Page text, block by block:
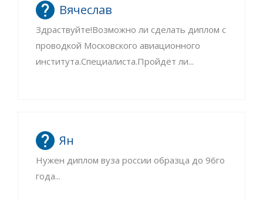
Вячеслав
Здраствуйте!Возможно ли сделать диплом с
проводкой Московского авиационного
института.Специалиста.Пройдёт ли...
Ян
Нужен диплом вуза россии образца до 96го
года...